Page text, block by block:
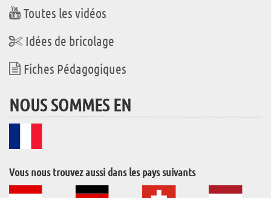
Toutes les vidéos
Idées de bricolage
Fiches Pédagogiques
NOUS SOMMES EN
Vous nous trouvez aussi dans les pays suivants